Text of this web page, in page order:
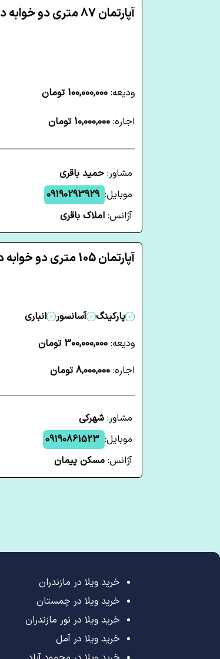
آپارتمان 87 متری دو خوابه در فاز 2 پرند
ودیعه: 100,000,000 تومان
اجاره: 10,000,000 تومان
مشاور: حمید باقری
موبایل: 09190293929
آژانس: املاک باقری
آپارتمان 105 متری دو خوابه در فاز 2 پرند
پارکینگ آسانسور
انباری
ودیعه: 300,000,000 تومان
اجاره: 8,000,000 تومان
مشاور: شهرکی
موبایل: 09190861523
آژانس: مسکن پیمان
خرید ویلا در مازندران
خرید ویلا در چمستان
خرید ویلا در نور مازندران
خرید ویلا در آمل